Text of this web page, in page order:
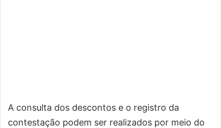
A consulta dos descontos e o registro da
contestação podem ser realizados por meio do